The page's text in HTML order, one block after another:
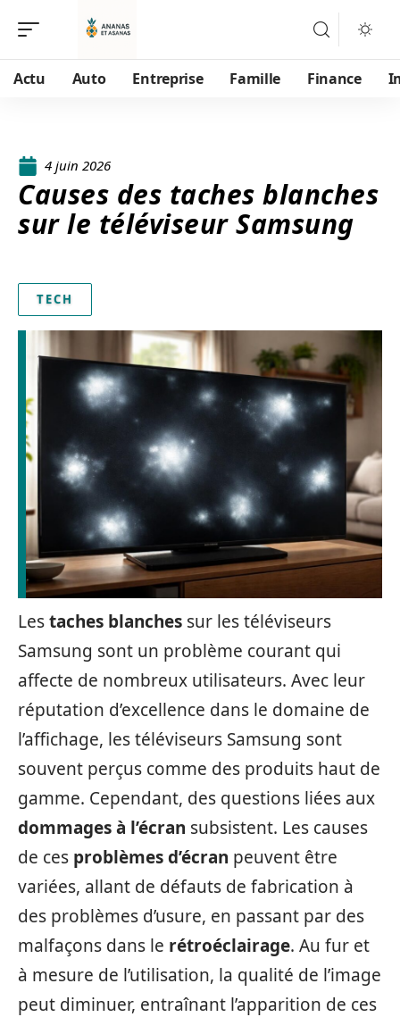
Actu Auto Entreprise Famille Finance
4 juin 2026
Causes des taches blanches
sur le téléviseur Samsung
TECH
Lestaches blanches sur les téléviseurs
Samsung sont un problème courant qui
affecte de nombreux utilisateurs. Avec leur
réputation d’excellence dans le domaine de
l’affichage, les téléviseurs Samsung sont
souvent perçus comme des produits haut de
gamme. Cependant, des questions liées aux
dommages à l’écran subsistent. Les causes
de ces problèmes d’écran peuvent être
variées, allant de défauts de fabrication à
des problèmes d’usure, en passant par des
malfaçons dans le rétroéclairage. Au fur et
à mesure de l’utilisation, la qualité de l’image
peut diminuer, entraînant l’apparition de ces